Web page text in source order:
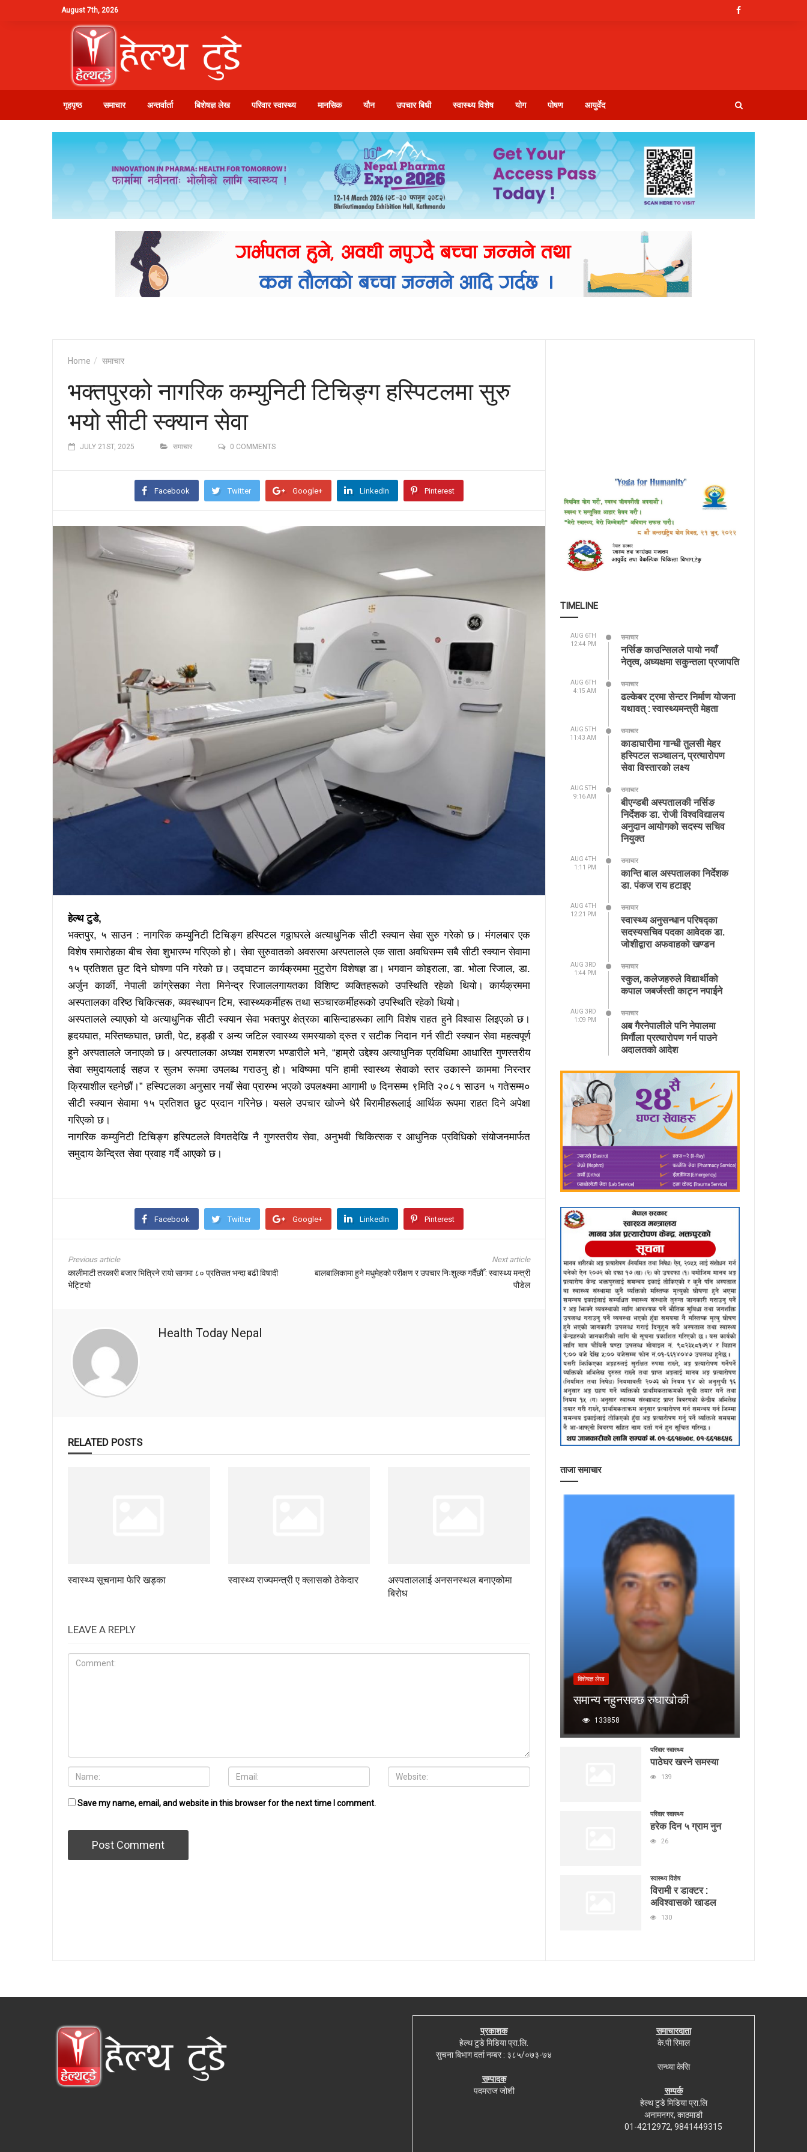
August 7th, 2026
गृहपृष्ठ समाचार अन्तर्वार्ता बिशेषज्ञ लेख परिवार स्वास्थ्य मानसिक यौन उपचार बिधी स्वास्थ्य विशेष योग पोषण आयुर्वेद
Home समाचार
भक्तपुरको नागरिक कम्युनिटी टिचिङ्ग हस्पिटलमा सुरु
भयो सीटी स्क्यान सेवा
JULY 21ST, 2025 समाचार 0 COMMENTS
Facebook Twitter Google+ LinkedIn Pinterest
हेल्थ टुडे,
भक्तपुर, ५ साउन : नागरिक कम्युनिटी टिचिङ्ग हस्पिटल गठ्ठाघरले अत्याधुनिक सीटी स्क्यान सेवा सुरु गरेको छ। मंगलबार एक
विशेष समारोहका बीच सेवा शुभारम्भ गरिएको हो। सेवा सुरुवातको अवसरमा अस्पतालले एक साता अवधिसम्म सबै सीटी स्क्यान सेवामा
१५ प्रतिशत छुट दिने घोषणा पनि गरेको छ। उद्घाटन कार्यक्रममा मुटुरोग विशेषज्ञ डा। भगवान कोइराला, डा. भोला रिजाल, डा.
अर्जुन कार्की, नेपाली कांग्रेसका नेता मिनेन्द्र रिजाललगायतका विशिष्ट व्यक्तिहरूको उपस्थिति रहेको थियो। कार्यक्रममा
अस्पतालका वरिष्ठ चिकित्सक, व्यवस्थापन टिम, स्वास्थ्यकर्मीहरू तथा सञ्चारकर्मीहरूको उपस्थिति रहेको थियो।
अस्पतालले ल्याएको यो अत्याधुनिक सीटी स्क्यान सेवा भक्तपुर क्षेत्रका बासिन्दाहरूका लागि विशेष राहत हुने विश्वास लिइएको छ।
हृदयघात, मस्तिष्कघात, छाती, पेट, हड्डी र अन्य जटिल स्वास्थ्य समस्याको द्रुत र सटीक निदान गर्न सीटी स्क्यान सेवा महत्वपूर्ण
हुने अस्पतालले जनाएको छ। अस्पतालका अध्यक्ष रामशरण भण्डारीले भने, “हाम्रो उद्देश्य अत्याधुनिक प्रविधिमा आधारित गुणस्तरीय
सेवा समुदायलाई सहज र सुलभ रूपमा उपलब्ध गराउनु हो। भविष्यमा पनि हामी स्वास्थ्य सेवाको स्तर उकास्ने काममा निरन्तर
क्रियाशील रहनेछौं।” हस्पिटलका अनुसार नयाँ सेवा प्रारम्भ भएको उपलक्ष्यमा आगामी ७ दिनसम्म ९मिति २०८१ साउन ५ गतेसम्म०
सीटी स्क्यान सेवामा १५ प्रतिशत छुट प्रदान गरिनेछ। यसले उपचार खोज्ने धेरै बिरामीहरूलाई आर्थिक रूपमा राहत दिने अपेक्षा
गरिएको छ।
नागरिक कम्युनिटी टिचिङ्ग हस्पिटलले विगतदेखि नै गुणस्तरीय सेवा, अनुभवी चिकित्सक र आधुनिक प्रविधिको संयोजनमार्फत
समुदाय केन्द्रित सेवा प्रवाह गर्दै आएको छ।
Facebook Twitter Google+ LinkedIn Pinterest
Previous article
कालीमाटी तरकारी बजार भित्रिने रायो सागमा ८० प्रतिसत भन्दा बढी विषादी
भेट्टियो
Next article
बालबालिकामा हुने मधुमेहको परीक्षण र उपचार निःशुल्क गर्दैछौँ : स्वास्थ्य मन्त्री
पौडेल
Health Today Nepal
RELATED POSTS
स्वास्थ्य सूचनामा फेरि खड्का स्वास्थ्य राज्यमन्त्री ए क्लासको ठेकेदार
अस्पताललाई अनसनस्थल बनाएकोमा
बिरोध
LEAVE A REPLY
Save my name, email, and website in this browser for the next time I comment.
TIMELINE
AUG 6TH
12:44 PM
समाचार
नर्सिङ काउन्सिलले पायो नयाँ
नेतृत्व, अध्यक्षमा सकुन्तला प्रजापति
AUG 6TH
4:15 AM
समाचार
ढल्केबर ट्रमा सेन्टर निर्माण योजना
यथावत् : स्वास्थ्यमन्त्री मेहता
AUG 5TH
11:43 AM
समाचार
काडाघारीमा गान्धी तुलसी मेहर
हस्पिटल सञ्चालन, प्रत्यारोपण
सेवा विस्तारको लक्ष्य
AUG 5TH
9:16 AM
समाचार
बीएन्डबी अस्पतालकी नर्सिङ
निर्देशक डा. रोजी विश्वविद्यालय
अनुदान आयोगको सदस्य सचिव
नियुक्त
AUG 4TH
1:11 PM
समाचार
कान्ति बाल अस्पतालका निर्देशक
डा. पंकज राय हटाइए
AUG 4TH
12:21 PM
समाचार
स्वास्थ्य अनुसन्धान परिषद्का
सदस्यसचिव पदका आवेदक डा.
जोशीद्वारा अफवाहको खण्डन
AUG 3RD
1:44 PM
समाचार
स्कुल, कलेजहरुले विद्यार्थीको
कपाल जबर्जस्ती काट्न नपाईने
AUG 3RD
1:09 PM
समाचार
अब गैरनेपालीले पनि नेपालमा
मिर्गौला प्रत्यारोपण गर्न पाउने
अदालतको आदेश
ताजा समाचार
बिशेषज्ञ लेख
समान्य नहुनसक्छ रुघाखोकी
133858
परिवार स्वास्थ्य
पाठेघर खस्ने समस्या
139
परिवार स्वास्थ्य
हरेक दिन ५ ग्राम नुन
26
स्वास्थ्य विशेष
विरामी र डाक्टर :
अविश्वासको खाडल
130
प्रकाशक
हेल्थ टुडे मिडिया प्रा.लि.
सुचना बिभाग दर्ता नम्बर : ३८५/०७३-७४
सम्पादक
पदमराज जोशी
समाचारदाता
के.पी रिमाल
सन्ध्या केसि
सम्पर्क
हेल्थ टुडे मिडिया प्रा.लि
अनामनगर, काठमाडौ
01-4212972, 9841449315